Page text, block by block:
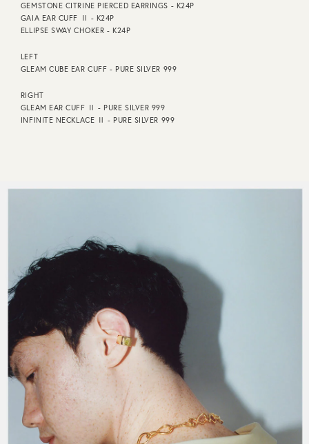
GEMSTONE CITRINE PIERCED EARRINGS - K24P
GAIA EAR CUFF Ⅱ - K24P
ELLIPSE SWAY CHOKER - K24P
LEFT
GLEAM CUBE EAR CUFF - PURE SILVER 999
RIGHT
GLEAM EAR CUFF Ⅱ - PURE SILVER 999
INFINITE NECKLACE Ⅱ - PURE SILVER 999